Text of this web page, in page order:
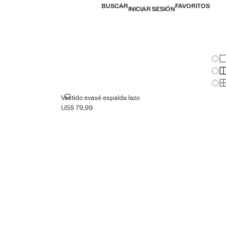
BUSCARINICIAR SESIÓNFAVORITOS
Vestido evasé espalda lazo
VESTIDO EVASÉ ESPALDA LAZO
Precio actual [US$ 79,99 ]
US$ 79,99